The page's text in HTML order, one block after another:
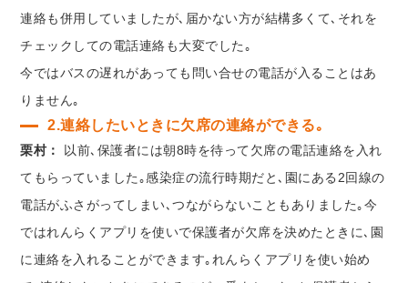
連絡も併用していましたが､届かない方が結構多くて､それを
チェックしての電話連絡も大変でした｡
今ではバスの遅れがあっても問い合せの電話が入ることはあ
りません｡
2.連絡したいときに欠席の連絡ができる｡
栗村： 以前､保護者には朝8時を待って欠席の電話連絡を入れ
てもらっていました｡感染症の流行時期だと､園にある2回線の
電話がふさがってしまい､つながらないこともありました｡今
ではれんらくアプリを使いで保護者が欠席を決めたときに､園
に連絡を入れることができます｡れんらくアプリを使い始め